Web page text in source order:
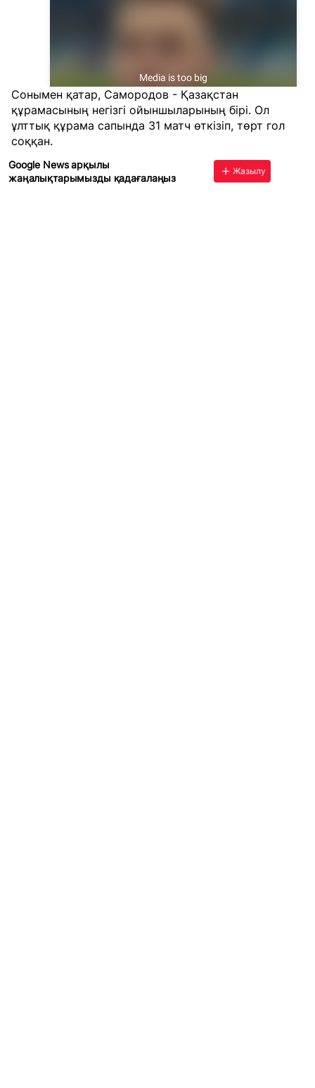
Сонымен қатар, Самородов - Қазақстан
құрамасының негізгі ойыншыларының бірі. Ол
ұлттық құрама сапында 31 матч өткізіп, төрт гол
соққан.
Google News арқылы
жаңалықтарымызды қадағалаңыз
Жазылу